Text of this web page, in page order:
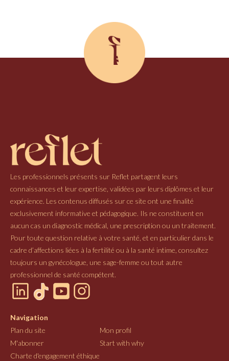
Les professionnels présents sur Reflet partagent leurs
connaissances et leur expertise, validées par leurs diplômes et leur
expérience. Les contenus diffusés sur ce site ont une finalité
exclusivement informative et pédagogique. Ils ne constituent en
aucun cas un diagnostic médical, une prescription ou un traitement.
Pour toute question relative à votre santé, et en particulier dans le
cadre d’affections liées à la fertilité ou à la santé intime, consultez
toujours un gynécologue, une sage-femme ou tout autre
professionnel de santé compétent.
Navigation
Plan du site
Mon profil
M'abonner
Start with why
Charte d'engagement éthique